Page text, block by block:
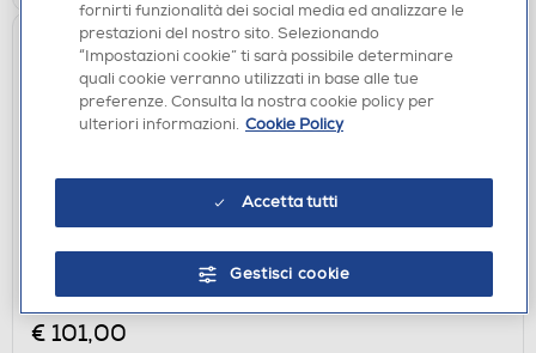
WHIRLPOOL - Forno microonde COOK20 MWP
203 SB-Nero, Argento
€ 101,00
fornirti funzionalità dei social media ed analizzare le
prestazioni del nostro sito. Selezionando
“Impostazioni cookie” ti sarà possibile determinare
quali cookie verranno utilizzati in base alle tue
preferenze. Consulta la nostra cookie policy per
ulteriori informazioni. Cookie Policy
Accetta tutti
Gestisci cookie